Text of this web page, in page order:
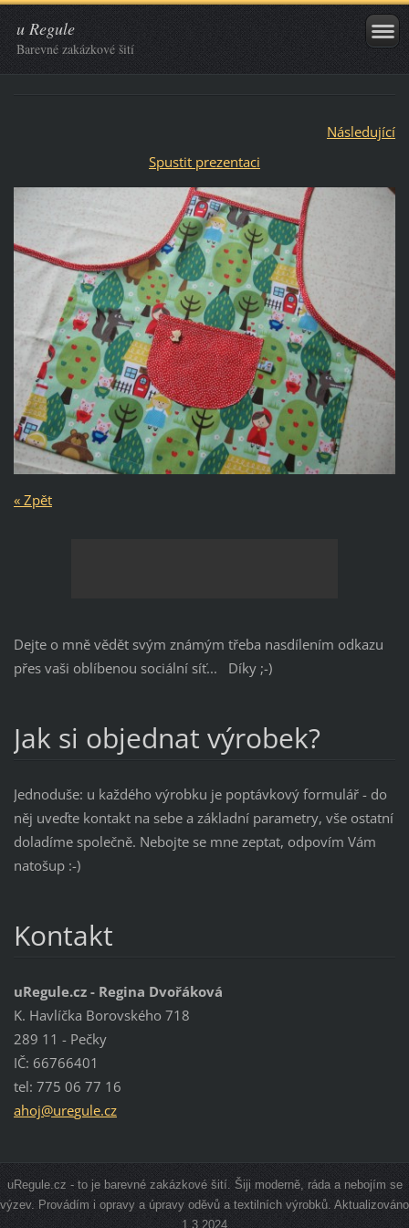
u Regule
Barevné zakázkové šití
Následující
Spustit prezentaci
« Zpět
Dejte o mně vědět svým známým třeba nasdílením odkazu
přes vaši oblíbenou sociální síť... Díky ;-)
Jak si objednat výrobek?
Jednoduše: u každého výrobku je poptávkový formulář - do
něj uveďte kontakt na sebe a základní parametry, vše ostatní
doladíme společně. Nebojte se mne zeptat, odpovím Vám
natošup :-)
Kontakt
uRegule.cz - Regina Dvořáková
K. Havlíčka Borovského 718
289 11 - Pečky
IČ: 66766401
tel: 775 06 77 16
ahoj@uregule.cz
uRegule.cz - to je barevné zakázkové šití. Šiji moderně, ráda a nebojím se
výzev. Provádím i opravy a úpravy oděvů a textilních výrobků. Aktualizováno
1.3.2024